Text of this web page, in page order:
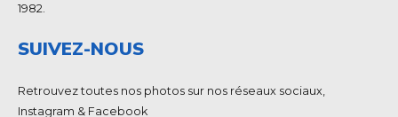
1982.
SUIVEZ-NOUS
Retrouvez toutes nos photos sur nos réseaux sociaux,
Instagram & Facebook